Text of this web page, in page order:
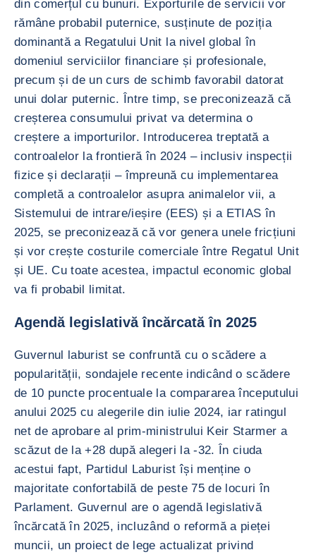
din comerțul cu bunuri. Exporturile de servicii vor
rămâne probabil puternice, susținute de poziția
dominantă a Regatului Unit la nivel global în
domeniul serviciilor financiare și profesionale,
precum și de un curs de schimb favorabil datorat
unui dolar puternic. Între timp, se preconizează că
creșterea consumului privat va determina o
creștere a importurilor. Introducerea treptată a
controalelor la frontieră în 2024 – inclusiv inspecții
fizice și declarații – împreună cu implementarea
completă a controalelor asupra animalelor vii, a
Sistemului de intrare/ieșire (EES) și a ETIAS în
2025, se preconizează că vor genera unele fricțiuni
și vor crește costurile comerciale între Regatul Unit
și UE. Cu toate acestea, impactul economic global
va fi probabil limitat.
Agendă legislativă încărcată în 2025
Guvernul laburist se confruntă cu o scădere a
popularității, sondajele recente indicând o scădere
de 10 puncte procentuale la compararea începutului
anului 2025 cu alegerile din iulie 2024, iar ratingul
net de aprobare al prim-ministrului Keir Starmer a
scăzut de la +28 după alegeri la -32. În ciuda
acestui fapt, Partidul Laburist își menține o
majoritate confortabilă de peste 75 de locuri în
Parlament. Guvernul are o agendă legislativă
încărcată în 2025, incluzând o reformă a pieței
muncii, un proiect de lege actualizat privind